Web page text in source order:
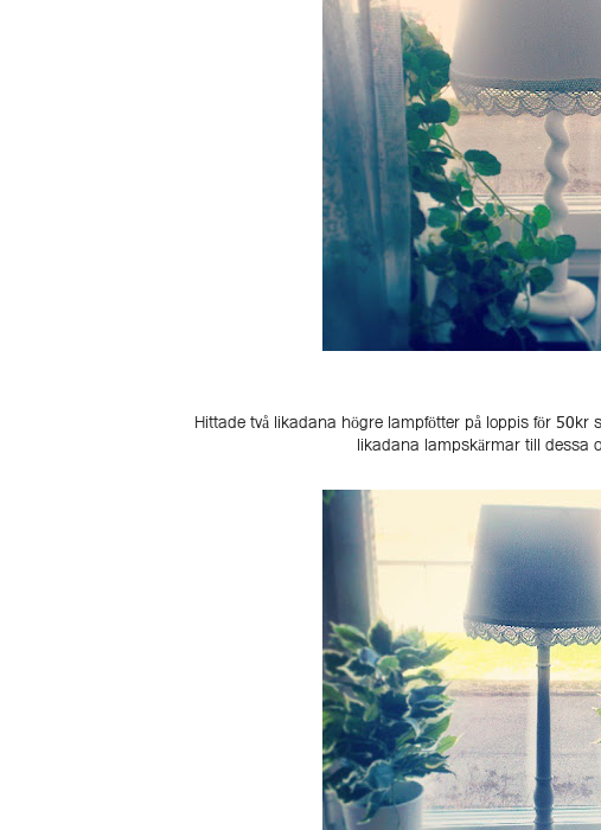
Hittade två likadana högre lampfötter på loppis för
likadana lampskärmar till dessa